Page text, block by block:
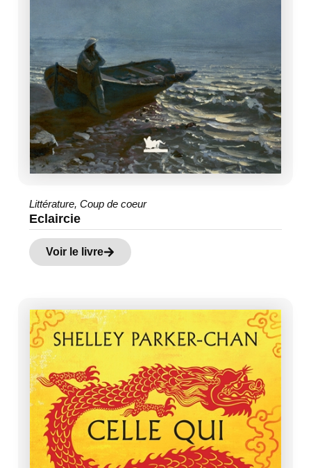
Littérature, Coup de coeur
Eclaircie
Voir le livre